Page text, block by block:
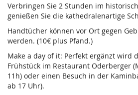
Verbringen Sie 2 Stunden im
genießen Sie die kathedralenartige
Handtücher können vor Ort gegen
werden. (10€ plus Pfand.)
Make a day of it: Perfekt ergänzt wird
Frühstück im Restaurant Oderberger
11h) oder einen Besuch in der
ab 17 Uhr).